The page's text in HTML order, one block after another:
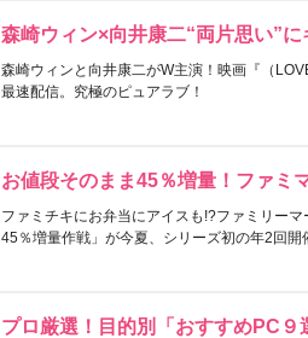
森崎ウィン×向井康二“両片思い”
森崎ウィンと向井康二がW主演！映画『（
最速配信。究極のピュアラブ！
お値段そのまま45％増量！ファミ
ファミチキにお弁当にアイスも!?ファミリー
45％増量作戦」が今夏、シリーズ初の年2回開
プロ厳選！目的別「おすすめPC９